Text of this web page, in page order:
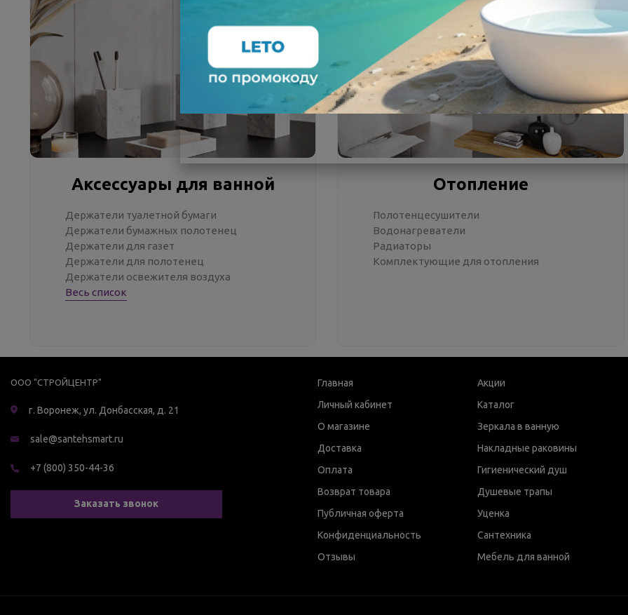
Аксессуары для ванной
Держатели туалетной бумаги
Держатели бумажных полотенец
Держатели для газет
Держатели для полотенец
Держатели освежителя воздуха
Весь список
Отопление
Полотенцесушители
Водонагреватели
Радиаторы
Комплектующие для отопления
ООО "СТРОЙЦЕНТР"
г. Воронеж, ул. Донбасская, д. 21
sale@santehsmart.ru
+7 (800) 350-44-36
Заказать звонок
Главная
Личный кабинет
О магазине
Доставка
Оплата
Возврат товара
Публичная оферта
Конфиденциальность
Отзывы
Акции
Каталог
Зеркала в ванную
Накладные раковины
Гигиенический душ
Душевые трапы
Уценка
Сантехника
Мебель для ванной